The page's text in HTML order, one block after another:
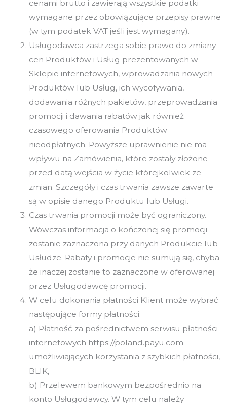
cenami brutto i zawierają wszystkie podatki
wymagane przez obowiązujące przepisy prawne
(w tym podatek VAT jeśli jest wymagany).
Usługodawca zastrzega sobie prawo do zmiany
cen Produktów i Usług prezentowanych w
Sklepie internetowych, wprowadzania nowych
Produktów lub Usług, ich wycofywania,
dodawania różnych pakietów, przeprowadzania
promocji i dawania rabatów jak również
czasowego oferowania Produktów
nieodpłatnych. Powyższe uprawnienie nie ma
wpływu na Zamówienia, które zostały złożone
przed datą wejścia w życie którejkolwiek ze
zmian. Szczegóły i czas trwania zawsze zawarte
są w opisie danego Produktu lub Usługi.
Czas trwania promocji może być ograniczony.
Wówczas informacja o kończonej się promocji
zostanie zaznaczona przy danych Produkcie lub
Usłudze. Rabaty i promocje nie sumują się, chyba
że inaczej zostanie to zaznaczone w oferowanej
przez Usługodawcę promocji.
W celu dokonania płatności Klient może wybrać
następujące formy płatności:
a) Płatność za pośrednictwem serwisu płatności
internetowych https://poland.payu.com
umożliwiających korzystania z szybkich płatności,
BLIK,
b) Przelewem bankowym bezpośrednio na
konto Usługodawcy. W tym celu należy